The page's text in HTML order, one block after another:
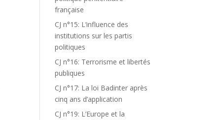
française
CJ n°15: L’influence des
institutions sur les partis
politiques
CJ n°16: Terrorisme et libertés
publiques
CJ n°17: La loi Badinter après
cinq ans d’application
CJ n°19: L’Europe et la